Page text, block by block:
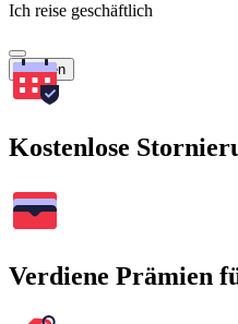
Ich reise geschäftlich
Suchen
Kostenlose
Verdiene Prämien